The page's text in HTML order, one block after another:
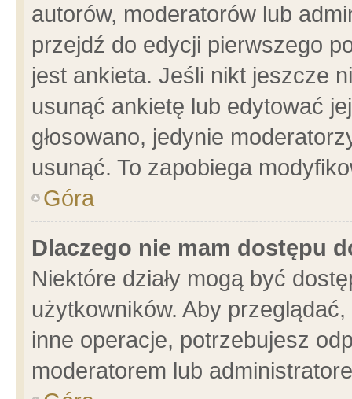
autorów, moderatorów lub
przejdź do edycji pierwszego
jest ankieta. Jeśli nikt jeszcze
usunąć ankietę lub edytować
głosowano, jedynie
usunąć. To zapobiega
Góra
Dlaczego nie mam dostępu
Niektóre działy mogą być
użytkowników. Aby
inne operacje, potrzebujesz
moderatorem lub